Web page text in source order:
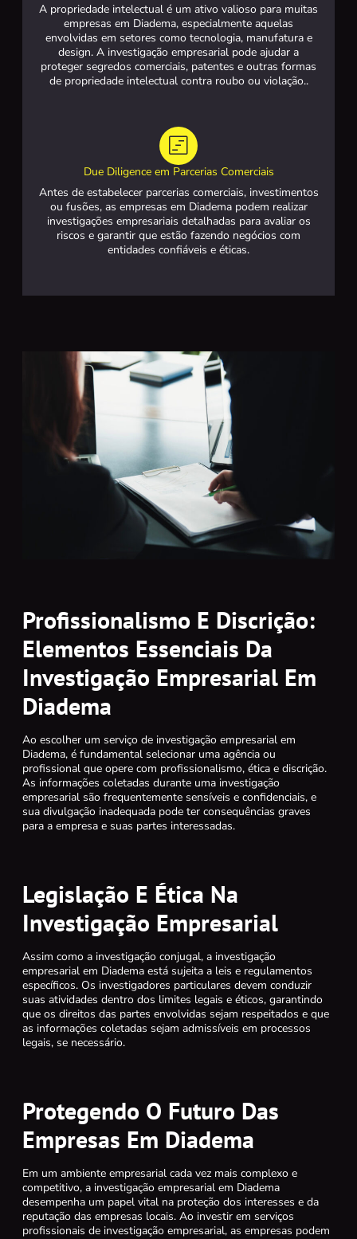
A propriedade intelectual é um ativo valioso para muitas
empresas em Diadema, especialmente aquelas
envolvidas em setores como tecnologia, manufatura e
design. A investigação empresarial pode ajudar a
proteger segredos comerciais, patentes e outras formas
de propriedade intelectual contra roubo ou violação..
Due Diligence em Parcerias Comerciais
Antes de estabelecer parcerias comerciais, investimentos
ou fusões, as empresas em Diadema podem realizar
investigações empresariais detalhadas para avaliar os
riscos e garantir que estão fazendo negócios com
entidades confiáveis e éticas.
Profissionalismo E Discrição:
Elementos Essenciais Da
Investigação Empresarial Em
Diadema
Ao escolher um serviço de investigação empresarial em
Diadema, é fundamental selecionar uma agência ou
profissional que opere com profissionalismo, ética e discrição.
As informações coletadas durante uma investigação
empresarial são frequentemente sensíveis e confidenciais, e
sua divulgação inadequada pode ter consequências graves
para a empresa e suas partes interessadas.
Legislação E Ética Na
Investigação Empresarial
Assim como a investigação conjugal, a investigação
empresarial em Diadema está sujeita a leis e regulamentos
específicos. Os investigadores particulares devem conduzir
suas atividades dentro dos limites legais e éticos, garantindo
que os direitos das partes envolvidas sejam respeitados e que
as informações coletadas sejam admissíveis em processos
legais, se necessário.
Protegendo O Futuro Das
Empresas Em Diadema
Em um ambiente empresarial cada vez mais complexo e
competitivo, a investigação empresarial em Diadema
desempenha um papel vital na proteção dos interesses e da
reputação das empresas locais. Ao investir em serviços
profissionais de investigação empresarial, as empresas podem